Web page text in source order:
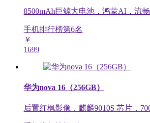
8500mAh巨鲸大电池，鸿蒙AI，流
手机排行榜第6名
￥
1699
华为nova 16（256GB）
后置红枫影像，麒麟9010S 芯片，